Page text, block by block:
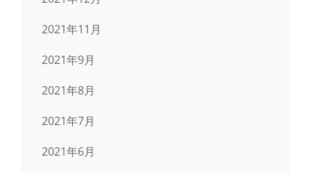
2021年11月
2021年9月
2021年8月
2021年7月
2021年6月